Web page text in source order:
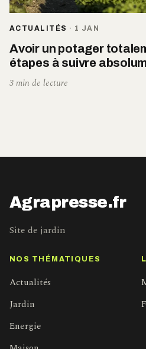
ACTUALITÉS · 1 JAN
Avoir un potager
étapes à suivre
3 min de lecture
Agrapresse.fr
Site de jardin
NOS THÉMATIQUES
Actualités
Jardin
Energie